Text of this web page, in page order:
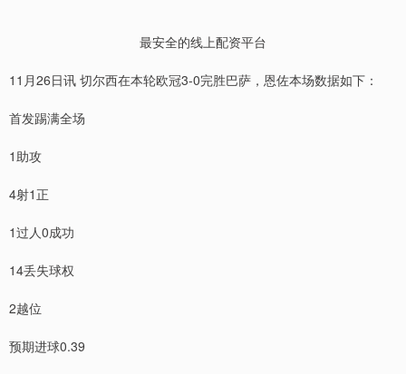
最安全的线上配资平台
11月26日讯 切尔西在本轮欧冠3-0完胜巴萨，恩佐本场数据如下：
首发踢满全场
1助攻
4射1正
1过人0成功
14丢失球权
2越位
预期进球0.39
3940.04 +39.68
深证成指